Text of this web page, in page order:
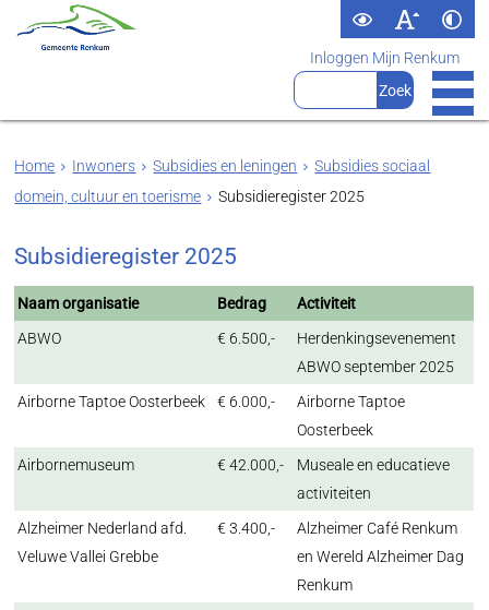
Inloggen Mijn Renkum
Home Inwoners Subsidies en leningen
Subsidies sociaal
domein, cultuur en toerisme
Subsidieregister 2025
Subsidieregister 2025
Naam organisatie Bedrag
Activiteit
ABWO
€ 6.500,-
Herdenkingsevenement
ABWO september 2025
Airborne Taptoe Oosterbeek
€ 6.000,-
Airborne Taptoe
Oosterbeek
Airbornemuseum
€ 42.000,-
Museale en educatieve
activiteiten
Alzheimer Nederland afd.
Veluwe Vallei Grebbe
€ 3.400,-
Alzheimer Café Renkum
en Wereld Alzheimer Dag
Renkum